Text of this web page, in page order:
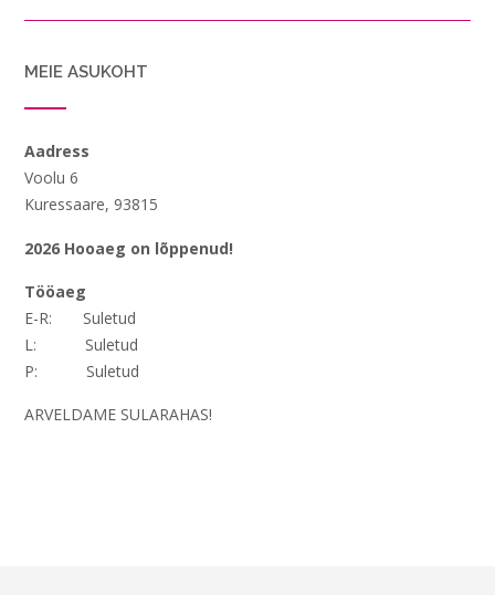
MEIE ASUKOHT
Aadress
Voolu 6
Kuressaare, 93815
2026 Hooaeg on lõppenud!
Tööaeg
E-R: Suletud
L: Suletud
P: Suletud
ARVELDAME SULARAHAS!